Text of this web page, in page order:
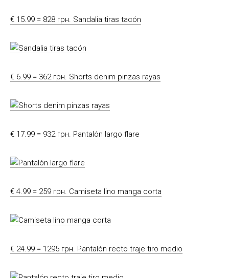
€ 15.99 = 828 грн. Sandalia tiras tacón
€ 6.99 = 362 грн. Shorts denim pinzas rayas
€ 17.99 = 932 грн. Pantalón largo flare
€ 4.99 = 259 грн. Camiseta lino manga corta
€ 24.99 = 1295 грн. Pantalón recto traje tiro medio